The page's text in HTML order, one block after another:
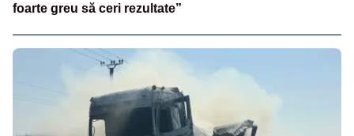
foarte greu să ceri rezultate”